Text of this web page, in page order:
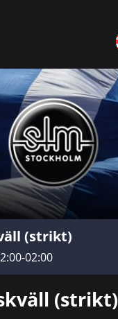
(strikt)
02:00
(strikt)